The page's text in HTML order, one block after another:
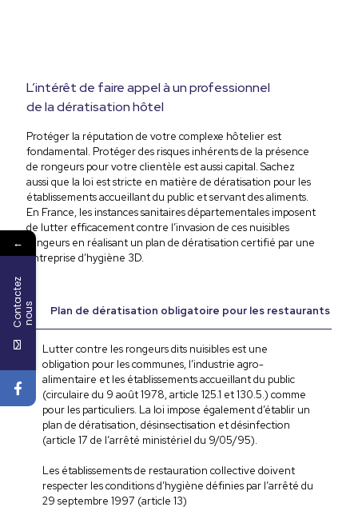
L’intérêt de faire appel à un professionnel
de la dératisation hôtel
Protéger la réputation de votre complexe hôtelier est
fondamental. Protéger des risques inhérents de la présence
de rongeurs pour votre clientèle est aussi capital. Sachez
aussi que la loi est stricte en matière de dératisation pour les
établissements accueillant du public et servant des aliments.
En France, les instances sanitaires départementales imposent
de lutter efficacement contre l’invasion de ces nuisibles
rongeurs en réalisant un plan de dératisation certifié par une
entreprise d’hygiène 3D.
Plan de dératisation obligatoire pour les restaurants et
Lutter contre les rongeurs dits nuisibles est une
obligation pour les communes, l’industrie agro-
alimentaire et les établissements accueillant du public
(circulaire du 9 août 1978, article 125.1 et 130.5.) comme
pour les particuliers. La loi impose également d’établir un
plan de dératisation, désinsectisation et désinfection
(article 17 de l’arrêté ministériel du 9/05/95).
Les établissements de restauration collective doivent
respecter les conditions d’hygiène définies par l’arrêté du
29 septembre 1997 (article 13)
←
C
o
n
t
a
c
t
e
z
n
o
u s